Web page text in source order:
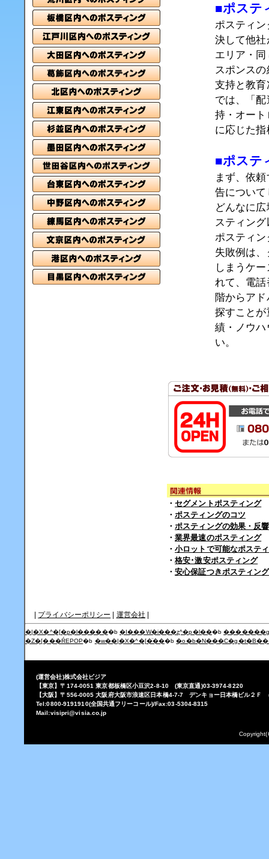
■ポステ
ポスティ
決して他
エリア・
スポンス
支持と教
では、「
持・オー
に応じた
■ポステ
まず、依
告につい
どんなに
スティン
ポスティ
失敗例は
しまうケ
れて、電
階からア
探すこと
績・ノウ
い。
・セグメントポスティング
・ポスティングのコツ
・ポスティングの効果・反響
・業界最速のポスティング
・小ロットで可能なポステ
・格安･激安ポスティング
・安心保証つきポスティング
プライバシーポリシー 運営会社
�|�X�^�[�p�l������b�I���W�i���ʐ^�p�l���b
�Z�[���ŔEPOP�b �w��|�X�^�[�̈���b
(運営会社)株式会社ビジア
【東京】〒174-0051 東京都板橋区小豆沢2-8-10 (東京直通)03-3974-8220
【大阪】〒556-0005 大阪府大阪市浪速区日本橋4-7-7 デンキョー日本橋ビル２Ｆ
Tel:0800-9191910(全国共通フリーコール)/Fax:03-5304-8315
Mail:visipri@visia.co.jp